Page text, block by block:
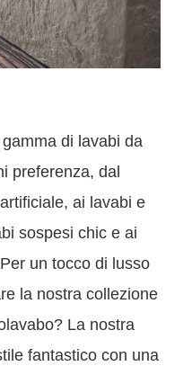
di lavabi da
preferenza, dal
ai lavabi e
sospesi chic e ai
un tocco di lusso
la nostra collezione
La nostra
fantastico con una